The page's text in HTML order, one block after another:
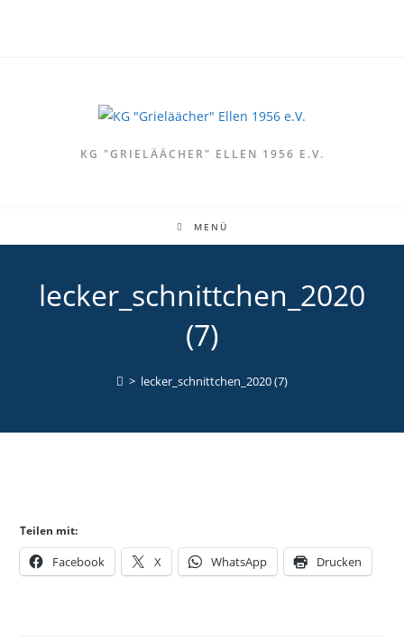
KG "GRIELÄÄCHER" ELLEN 1956 E.V.
MENÜ
lecker_schnittchen_2020
(7)
> lecker_schnittchen_2020 (7)
Teilen mit:
Facebook X WhatsApp Drucken